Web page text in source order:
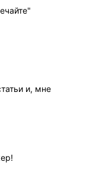
и, мне